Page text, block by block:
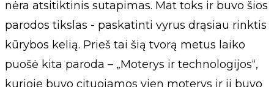
nėra atsitiktinis sutapimas. Mat toks ir buvo šios
parodos tikslas - paskatinti vyrus drąsiau rinktis
kūrybos kelią. Prieš tai šią tvorą metus laiko
puošė kita paroda – „Moterys ir technologijos“,
kurioje buvo cituojamos vien moterys ir ji buvo